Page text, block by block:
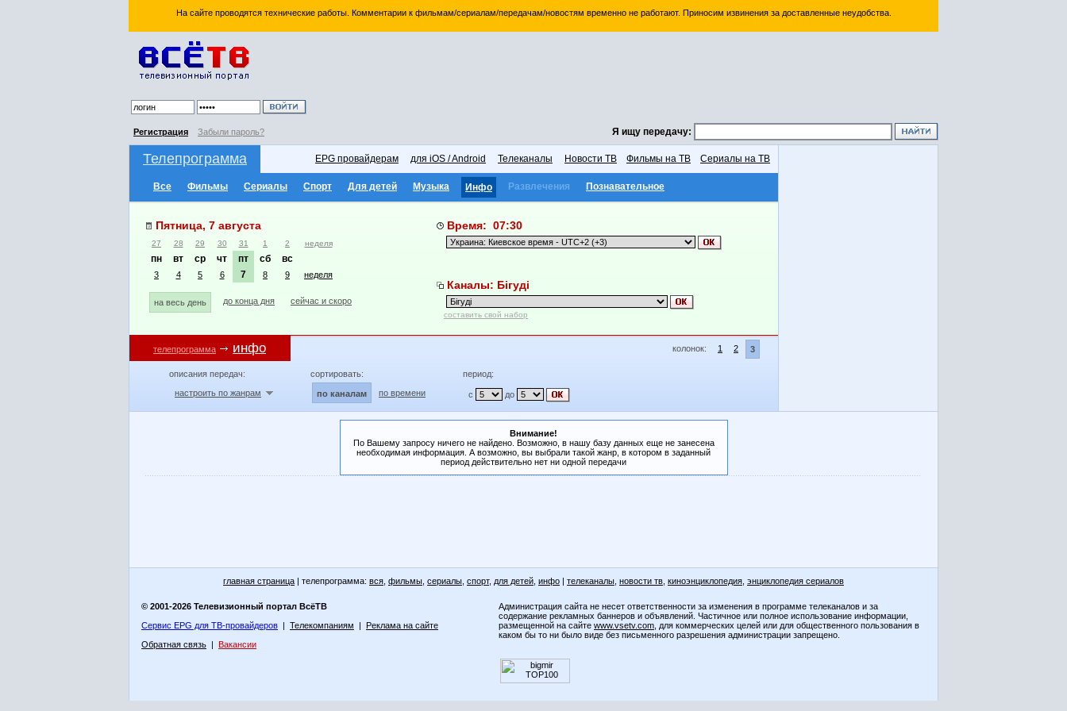
На сайте проводятся технические работы. Комментарии к фильмам/сериалам/передачам/новостям временно не работают. Приносим извинения за доставленные неудобства.
Регистрация Забыли пароль? Я ищу передачу:
Телепрограмма EPG провайдерам для iOS / Android Телеканалы Новости ТВ Фильмы на ТВ Сериалы на ТВ
Все Фильмы Сериалы Спорт Для детей Музыка Инфо Развлечения Познавательное
Пятница, 7 августа
27 28 29 30 31 1 2 неделя
пн вт ср чт пт сб вс
3 4 5 6 7 8 9 неделя
на весь день до конца дня сейчас и скоро
Время: 07:30
Каналы: Бігуді
составить свой набор
телепрограмма инфо колонок: 1 2 3
описания передач:
настроить по жанрам
сортировать:
по каналам по времени
период:
с до
Внимание!
По Вашему запросу ничего не найдено. Возможно, в нашу базу данных еще не занесена
необходимая информация. А возможно, вы выбрали такой жанр, в котором в заданный
период действительно нет ни одной передачи
главная страница | телепрограмма: вся фильмы сериалы спорт, для детей инфо | телеканалы новости тв киноэнциклопедия энциклопедия сериалов
© 2001-2026 Телевизионный портал ВсёТВ
Сервис EPG для ТВ-провайдеров | Телекомпаниям | Реклама на сайте
Обратная связь | Вакансии
Администрация сайта не несет ответственности за изменения в программе телеканалов и за
содержание рекламных баннеров и объявлений. Частичное или полное использование информации,
размещенной на сайте www.vsetv.com , для коммерческих целей или для общественного пользования в
каком бы то ни было виде без письменного разрешения администрации запрещено.